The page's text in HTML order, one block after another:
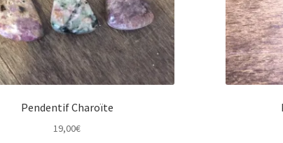
Pendentif Charoïte
19,00€